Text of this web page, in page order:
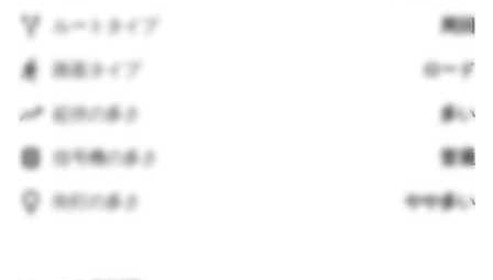
ルートタイプ 周回
路面タイプ ロード
起伏の多さ 多い
信号機の多さ 普通
街灯の多さ やや多い